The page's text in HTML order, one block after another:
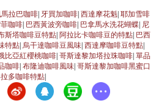
馬拉巴咖啡| 牙買加咖啡|西達摩花魁|耶加雪啡
咖啡| 巴西黃波旁咖啡| 巴拿馬水洗花蝴蝶| 尼
斯塔咖啡豆特點|阿拉比卡咖啡豆的特點| 巴西
特點| 烏干達咖啡豆風味|西達摩咖啡豆特點|
比亞紅櫻桃咖啡|哥斯達黎加塔拉珠咖啡|單品
咖啡|布隆迪咖啡風味|哥斯達黎加咖啡黑蜜口
多咖啡特點|